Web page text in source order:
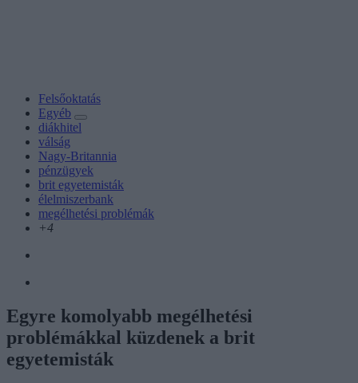
Felsőoktatás
Egyéb
diákhitel
válság
Nagy-Britannia
pénzügyek
brit egyetemisták
élelmiszerbank
megélhetési problémák
+4
Egyre komolyabb megélhetési
problémákkal küzdenek a brit
egyetemisták